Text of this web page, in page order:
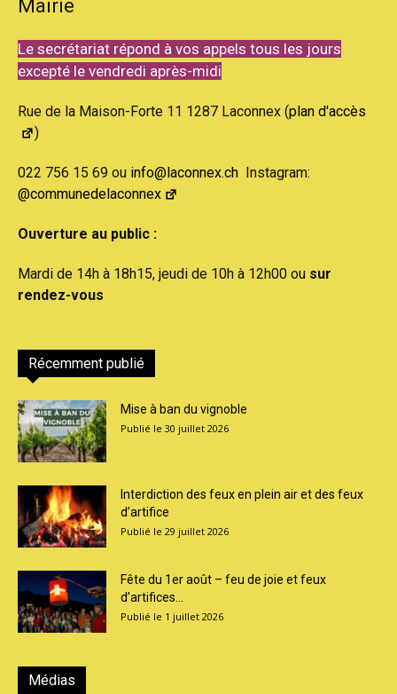
Mairie
Le secrétariat répond à vos appels tous les jours
excepté le vendredi après-midi
Rue de la Maison-Forte 11 1287 Laconnex (plan d'accès
)
022 756 15 69 ou info@laconnex.ch Instagram:
@communedelaconnex
Ouverture au public :
Mardi de 14h à 18h15, jeudi de 10h à 12h00 ou sur
rendez-vous
Récemment publié
Mise à ban du vignoble
30 juillet 2026
Interdiction des feux en plein air et des feux
d’artifice
29 juillet 2026
Fête du 1er août – feu de joie et feux
d’artifices...
1 juillet 2026
Médias